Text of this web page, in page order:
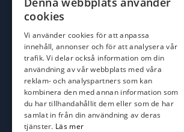
johan@batofiske.se
kim@batofiske.se
Adress
Karlskrona Båt & Fiske AB
Lallerstedts gata 4
371 54 Karlskrona
Följ oss
cookies
Vi använder cookies för att anpassa
innehåll, annonser och för att analysera vår
trafik. Vi delar också information om din
användning av vår webbplats med våra
reklam- och analyspartners som kan
kombinera den med annan information som
du har tillhandahållit dem eller som de har
samlat in från din användning av deras
tjänster. Läs mer